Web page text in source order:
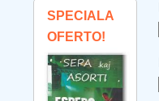
SPECIALA
OFERTO!